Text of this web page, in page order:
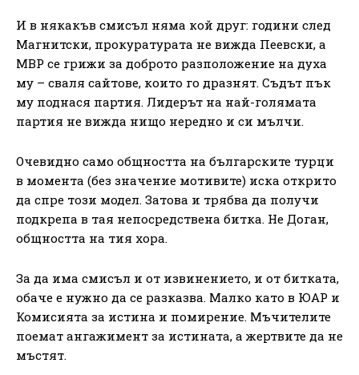
И в някакъв смисъл няма кой друг: години след
Магнитски, прокуратурата не вижда Пеевски, а
МВР се грижи за доброто разположение на духа
му – сваля сайтове, които го дразнят. Съдът пък
му поднася партия. Лидерът на най-голямата
партия не вижда нищо нередно и си мълчи.
Очевидно само общността на българските турци
в момента (без значение мотивите) иска открито
да спре този модел. Затова и трябва да получи
подкрепа в тая непосредствена битка. Не Доган,
общността на тия хора.
За да има смисъл и от извинението, и от битката,
обаче е нужно да се разказва. Малко като в ЮАР и
Комисията за истина и помирение. Мъчителите
поемат ангажимент за истината, а жертвите да не
мъстят.